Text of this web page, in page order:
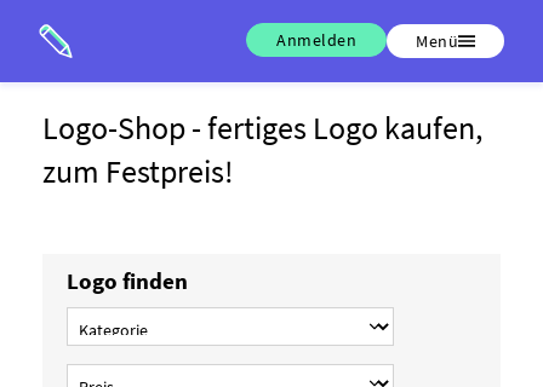
Anmelden Menü
Logo-Shop - fertiges Logo kaufen,
zum Festpreis!
Logo finden